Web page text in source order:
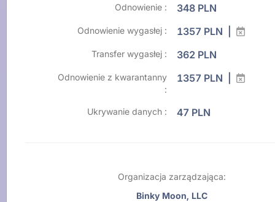
Odnowienie : 348 PLN
Odnowienie wygasłej : 1357 PLN |
Transfer wygasłej : 362 PLN
Odnowienie z kwarantanny
:
1357 PLN |
Ukrywanie danych : 47 PLN
Organizacja zarządzająca:
Binky Moon, LLC